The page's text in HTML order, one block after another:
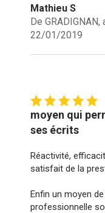
Mathieu S
De
22/01/2019
moyen qui
ses écrits
Réactivité,
satisfait de la
Enfin un moyen
professionnelle